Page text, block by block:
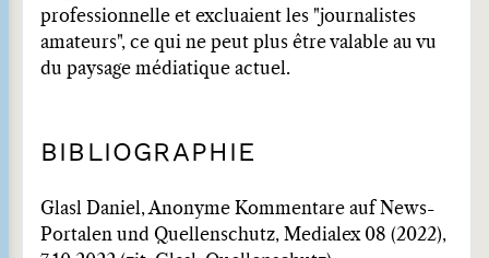
professionnelle et excluaient les "journalistes
amateurs", ce qui ne peut plus être valable au vu
du paysage médiatique actuel.
BIBLIOGRAPHIE
Glasl Daniel, Anonyme Kommentare auf News-
Portalen und Quellenschutz, Medialex 08 (2022),